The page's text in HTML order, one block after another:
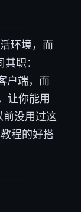
环境，而
职：
户端，而
让你能用
前没用过这
程的好搭